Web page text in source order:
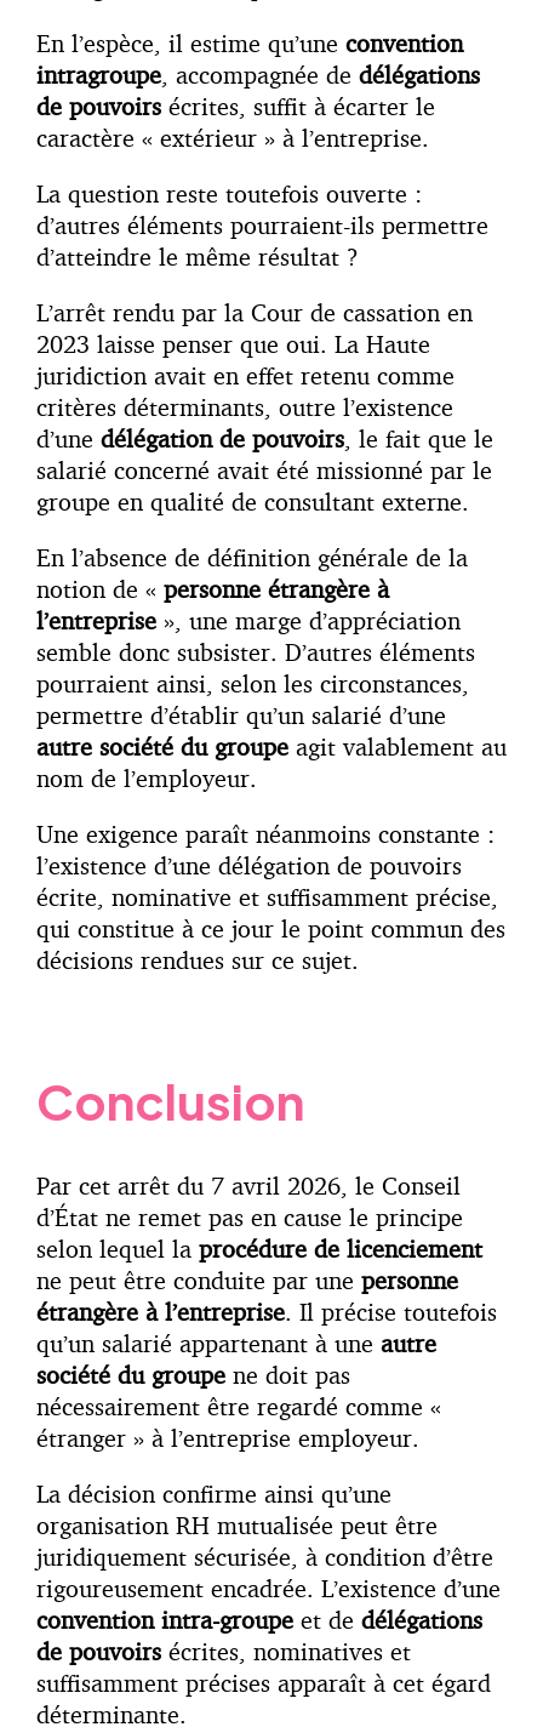
En l’espèce, il estime qu’une convention
intragroupe , accompagnée de délégations
de pouvoirs écrites, suffit à écarter le
caractère « extérieur » à l’entreprise.
La question reste toutefois ouverte :
d’autres éléments pourraient-ils permettre
d’atteindre le même résultat ?
L’arrêt rendu par la Cour de cassation en
2023 laisse penser que oui. La Haute
juridiction avait en effet retenu comme
critères déterminants, outre l’existence
d’une délégation de pouvoirs , le fait que le
salarié concerné avait été missionné par le
groupe en qualité de consultant externe.
En l’absence de définition générale de la
notion de « personne étrangère à
l’entreprise », une marge d’appréciation
semble donc subsister. D’autres éléments
pourraient ainsi, selon les circonstances,
permettre d’établir qu’un salarié d’une
autre société du groupe agit valablement au
nom de l’employeur.
Une exigence paraît néanmoins constante :
l’existence d’une délégation de pouvoirs
écrite, nominative et suffisamment précise,
qui constitue à ce jour le point commun des
décisions rendues sur ce sujet.
Conclusion
Par cet arrêt du 7 avril 2026, le Conseil
d’État ne remet pas en cause le principe
selon lequel la procédure de licenciement
ne peut être conduite par une personne
étrangère à l’entreprise. Il précise toutefois
qu’un salarié appartenant à une autre
société du groupe ne doit pas
nécessairement être regardé comme «
étranger » à l’entreprise employeur.
La décision confirme ainsi qu’une
organisation RH mutualisée peut être
juridiquement sécurisée, à condition d’être
rigoureusement encadrée. L’existence d’une
convention intra-groupe et de délégations
de pouvoirs écrites, nominatives et
suffisamment précises apparaît à cet égard
déterminante.